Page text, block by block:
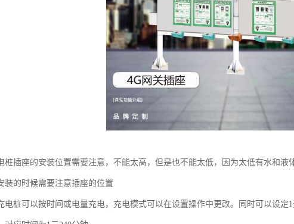
桩插座的安装位置需要注意，不能太高，但是也不能太低，因为太低有水和液
装的时候需要注意插座的位置
电桩可以按时间或电量充电，充电模式可以在设置操作中更改。同时可以设定